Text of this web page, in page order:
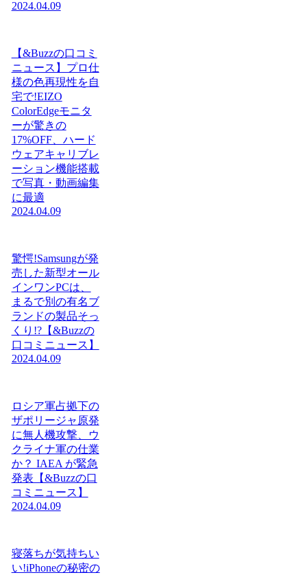
2024.04.09
【&Buzzの口コミ
ニュース】プロ仕
様の色再現性を自
宅で!EIZO
ColorEdgeモニタ
ーが驚きの
17%OFF、ハード
ウェアキャリブレ
ーション機能搭載
で写真・動画編集
に最適
2024.04.09
驚愕!Samsungが発
売した新型オール
インワンPCは、
まるで別の有名ブ
ランドの製品そっ
くり!?【&Buzzの
口コミニュース】
2024.04.09
ロシア軍占拠下の
ザポリージャ原発
に無人機攻撃、ウ
クライナ軍の仕業
か？ IAEA が緊急
発表【&Buzzの口
コミニュース】
2024.04.09
寝落ちが気持ちい
い!iPhoneの秘密の